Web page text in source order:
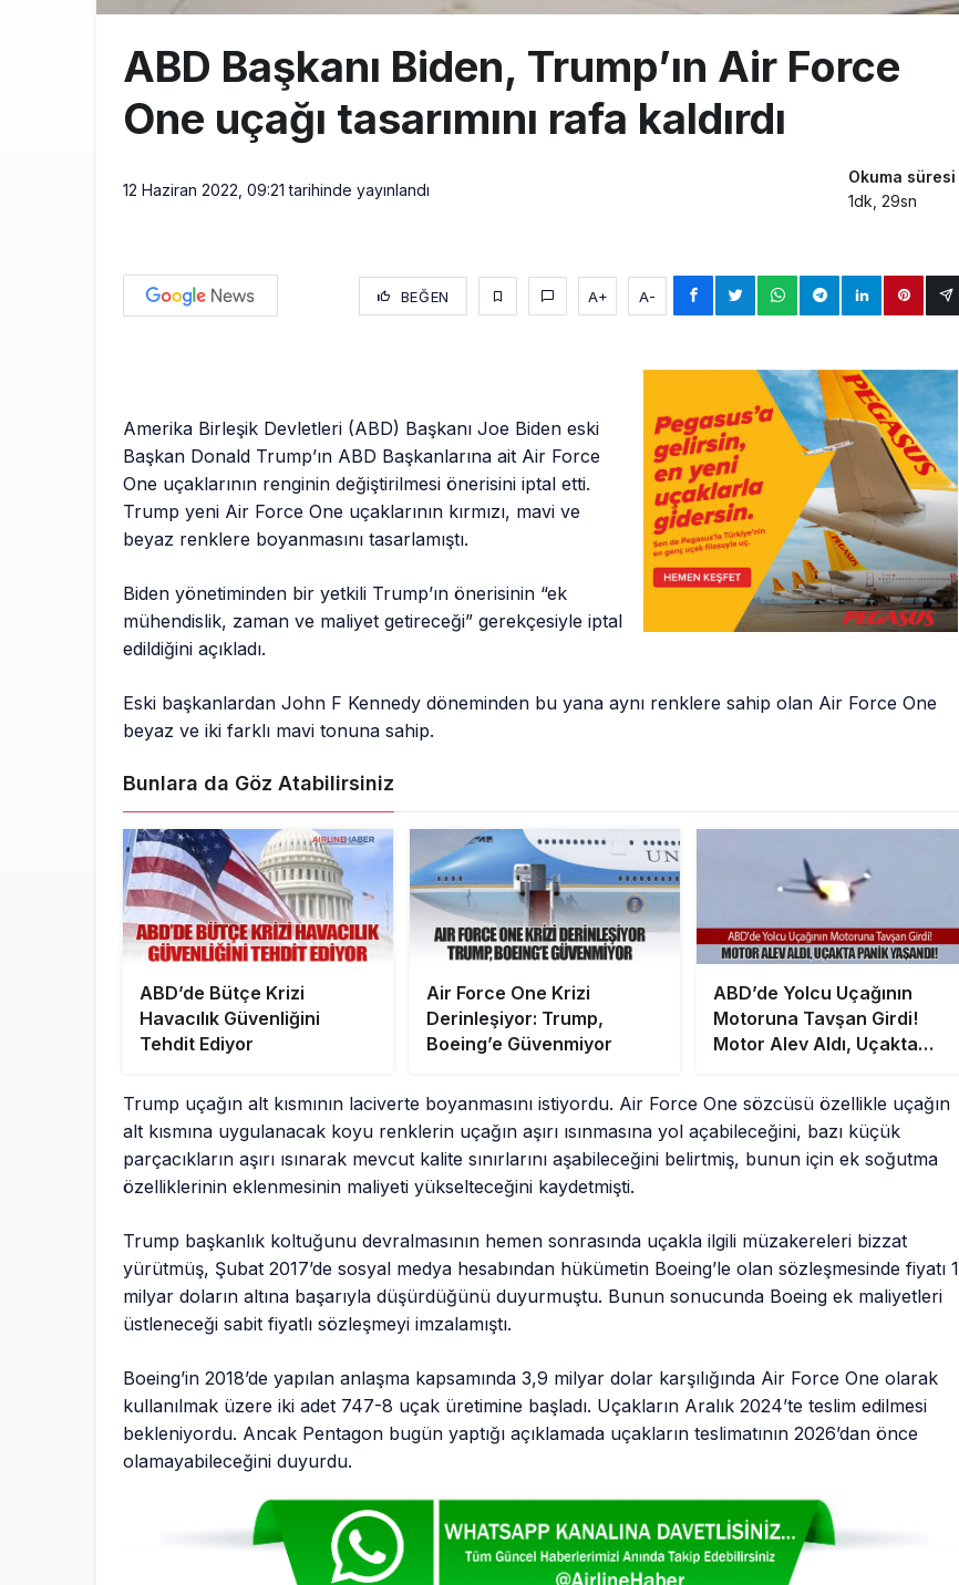
ABD Başkanı Biden, Trump’ın Air Force
One uçağı tasarımını rafa kaldırdı
12 Haziran 2022, 09:21 tarihinde yayınlandı
Okuma süresi
1dk, 29sn
BEĞEN A+ A-
Amerika Birleşik Devletleri (ABD) Başkanı Joe Biden eski
Başkan Donald Trump’ın ABD Başkanlarına ait Air Force
One uçaklarının renginin değiştirilmesi önerisini iptal etti.
Trump yeni Air Force One uçaklarının kırmızı, mavi ve
beyaz renklere boyanmasını tasarlamıştı.
Biden yönetiminden bir yetkili Trump’ın önerisinin “ek
mühendislik, zaman ve maliyet getireceği” gerekçesiyle iptal
edildiğini açıkladı.
Eski başkanlardan John F Kennedy döneminden bu yana aynı renklere sahip olan Air Force One
beyaz ve iki farklı mavi tonuna sahip.
Bunlara da Göz Atabilirsiniz
ABD’de Bütçe Krizi
Havacılık Güvenliğini
Tehdit Ediyor
Air Force One Krizi
Derinleşiyor: Trump,
Boeing’e Güvenmiyor
ABD’de Yolcu Uçağının
Motoruna Tavşan Girdi!
Motor Alev Aldı, Uçakta
Trump uçağın alt kısmının laciverte boyanmasını istiyordu. Air Force One sözcüsü özellikle uçağın
alt kısmına uygulanacak koyu renklerin uçağın aşırı ısınmasına yol açabileceğini, bazı küçük
parçacıkların aşırı ısınarak mevcut kalite sınırlarını aşabileceğini belirtmiş, bunun için ek soğutma
özelliklerinin eklenmesinin maliyeti yükselteceğini kaydetmişti.
Trump başkanlık koltuğunu devralmasının hemen sonrasında uçakla ilgili müzakereleri bizzat
yürütmüş, Şubat 2017’de sosyal medya hesabından hükümetin Boeing’le olan sözleşmesinde fiyatı 1
milyar doların altına başarıyla düşürdüğünü duyurmuştu. Bunun sonucunda Boeing ek maliyetleri
üstleneceği sabit fiyatlı sözleşmeyi imzalamıştı.
Boeing’in 2018’de yapılan anlaşma kapsamında 3,9 milyar dolar karşılığında Air Force One olarak
kullanılmak üzere iki adet 747-8 uçak üretimine başladı. Uçakların Aralık 2024’te teslim edilmesi
bekleniyordu. Ancak Pentagon bugün yaptığı açıklamada uçakların teslimatının 2026’dan önce
olamayabileceğini duyurdu.